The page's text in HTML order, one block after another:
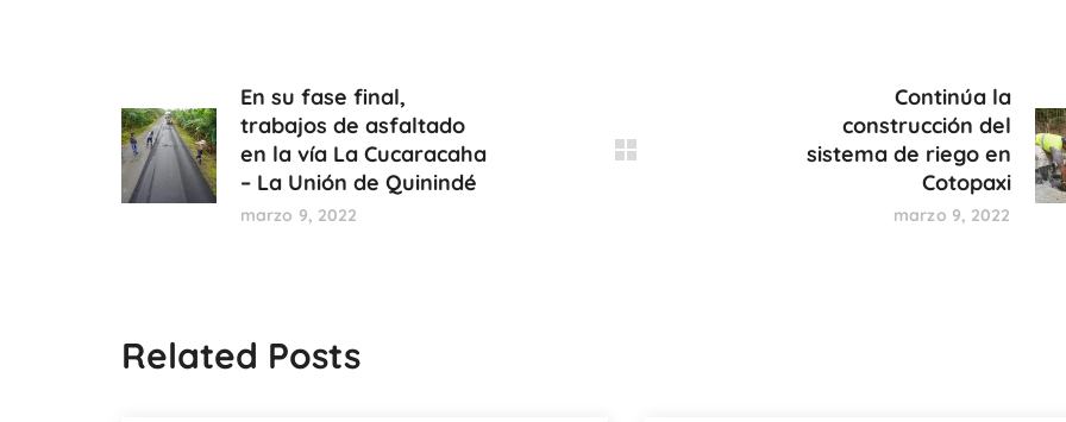
En su fase final,
trabajos de asfaltado
en la vía La Cucaracaha
– La Unión de Quinindé
marzo 9, 2022
Continúa la
construcción del
sistema de riego en
Cotopaxi
marzo 9, 2022
Related Posts